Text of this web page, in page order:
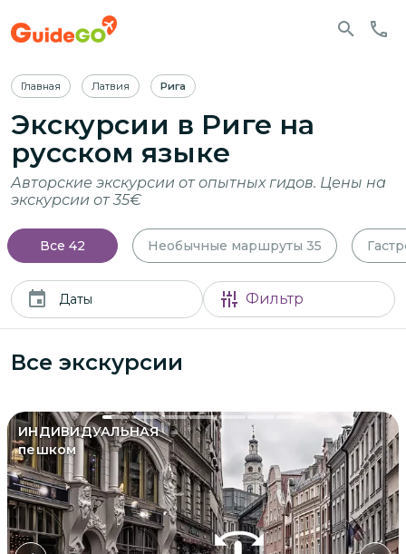
Главная Латвия Рига
Экскурсии в Риге на
русском языке
Авторские экскурсии от опытных гидов. Цены на
экскурсии от 35€
Все 42 Необычные маршруты 35
Даты Фильтр
Все экскурсии
ИНДИВИДУАЛЬНАЯ
пешком